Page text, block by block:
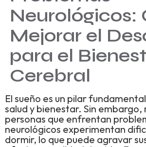
Neurológicos:
Mejorar el
para el
Cerebral
El sueño es un pilar
salud y bienestar. Sin embargo,
personas que enfrentan
neurológicos experimentan
dormir, lo que puede agravar